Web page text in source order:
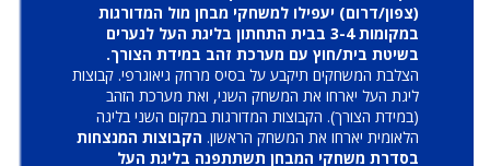
(צפון/דרום) יעפילו למשחקי מבחן מול המדורגות
במקומות 3-4 בבית התחתון בליגת העל לנערים
בשיטת בית/חוץ עם מערכת זהב במידת הצורך.
הצלבת המשחקים תיקבע על בסיס מרחק גיאוגרפי. קבוצות
ליגת העל יארחו את המשחק השני, ואת מערכת הזהב
(במידת הצורך). הקבוצות המדורגות במקום השני בליגה
הלאומית יארחו את המשחק הראשון. הקבוצות המנצחות
בסדרת משחקי המבחן תשתתפנה בליגת העל